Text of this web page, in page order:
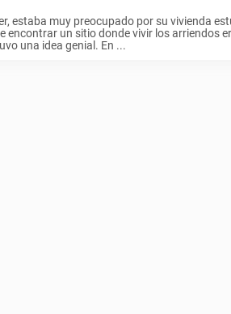
estaba muy preocupado por su vivienda
encontrar un sitio donde vivir los arriendos
una idea genial. En ...